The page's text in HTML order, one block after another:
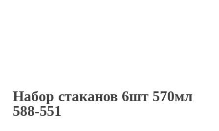
Набор стаканов 6шт 570мл
588-551